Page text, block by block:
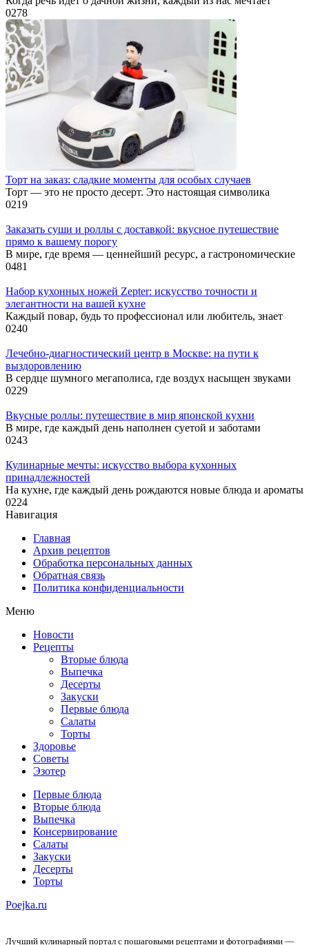
0278
Торт на заказ: сладкие моменты для особых случаев
Торт — это не просто десерт. Это настоящая символика
0219
Заказать суши и роллы с доставкой: вкусное путешествие
прямо к вашему порогу
В мире, где время — ценнейший ресурс, а гастрономические
0481
Набор кухонных ножей Zepter: искусство точности и
элегантности на вашей кухне
Каждый повар, будь то профессионал или любитель, знает
0240
Лечебно-диагностический центр в Москве: на пути к
выздоровлению
В сердце шумного мегаполиса, где воздух насыщен звуками
0229
Вкусные роллы: путешествие в мир японской кухни
В мире, где каждый день наполнен суетой и заботами
0243
Кулинарные мечты: искусство выбора кухонных
принадлежностей
На кухне, где каждый день рождаются новые блюда и ароматы
0224
Навигация
Главная
Архив рецептов
Обработка персональных данных
Обратная связь
Политика конфиденциальности
Меню
Новости
Рецепты
Вторые блюда
Выпечка
Десерты
Закуски
Первые блюда
Салаты
Торты
Здоровье
Советы
Эзотер
Первые блюда
Вторые блюда
Выпечка
Консервирование
Салаты
Закуски
Десерты
Торты
Poejka.ru
Лучший кулинарный портал с пошаговыми рецептами и фотографиями —